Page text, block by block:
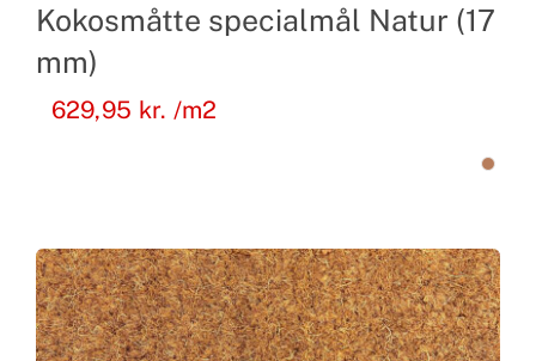
Kokosmåtte specialmål Natur (17
mm)
629,95 kr. /m2